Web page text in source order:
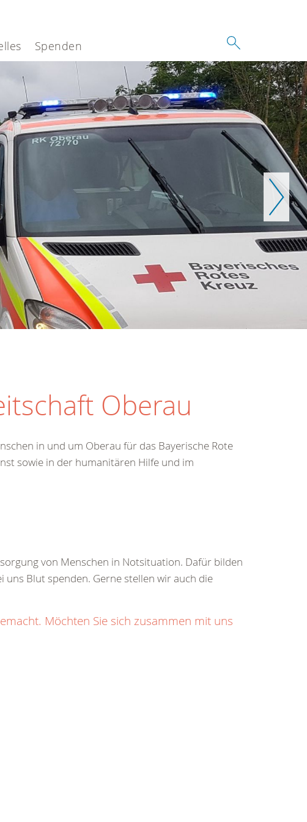
Spenden
Weiter
Oberau
in und um Oberau für das Bayerische Rote
sowie in der humanitären Hilfe und im
von Menschen in Notsituation. Dafür bilden
Blut spenden. Gerne stellen wir auch die
Möchten Sie sich zusammen mit uns